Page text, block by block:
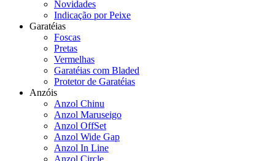
Novidades
Indicação por Peixe
Garatéias
Foscas
Pretas
Vermelhas
Garatéias com Bladed
Protetor de Garatéias
Anzóis
Anzol Chinu
Anzol Maruseigo
Anzol OffSet
Anzol Wide Gap
Anzol In Line
Anzol Circle